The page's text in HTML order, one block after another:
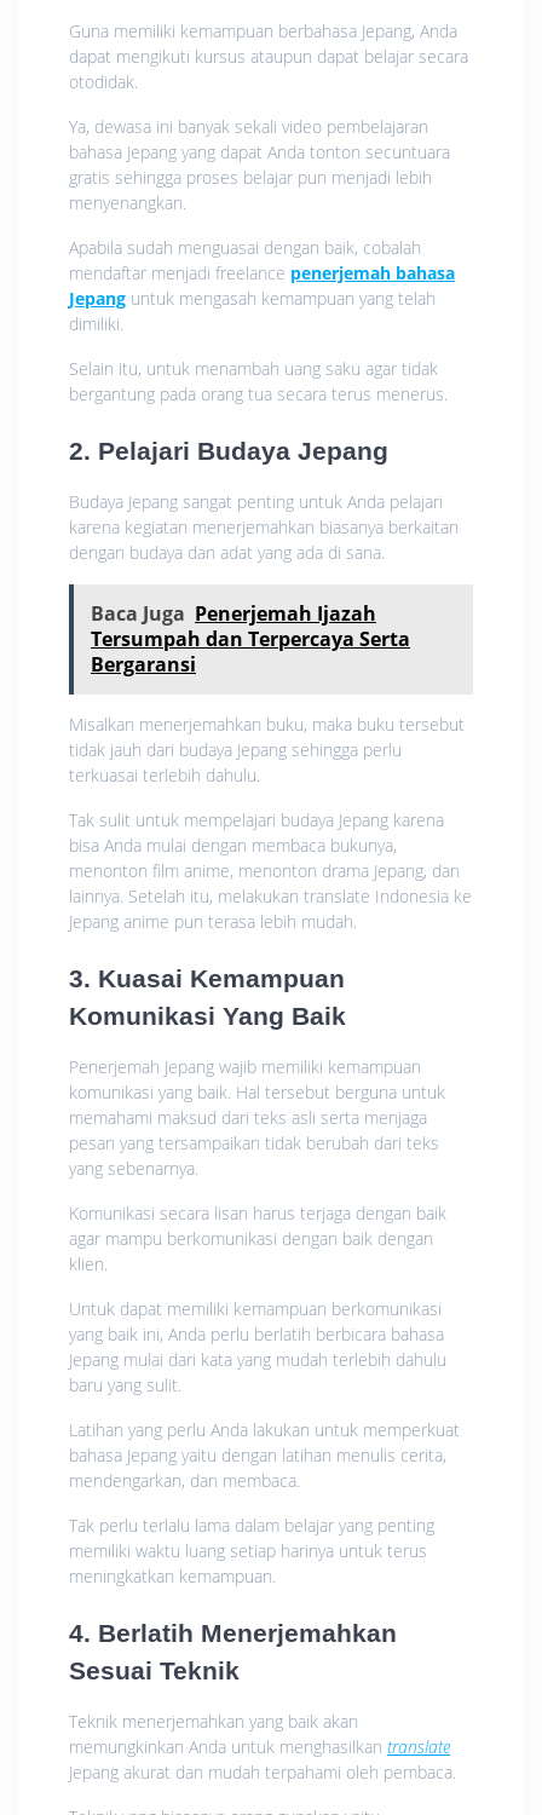
Guna memiliki kemampuan berbahasa Jepang, Anda
dapat mengikuti kursus ataupun dapat belajar secara
otodidak.
Ya, dewasa ini banyak sekali video pembelajaran
bahasa Jepang yang dapat Anda tonton secuntuara
gratis sehingga proses belajar pun menjadi lebih
menyenangkan.
Apabila sudah menguasai dengan baik, cobalah
mendaftar menjadi freelance penerjemah bahasa
Jepang untuk mengasah kemampuan yang telah
dimiliki.
Selain itu, untuk menambah uang saku agar tidak
bergantung pada orang tua secara terus menerus.
2. Pelajari Budaya Jepang
Budaya Jepang sangat penting untuk Anda pelajari
karena kegiatan menerjemahkan biasanya berkaitan
dengan budaya dan adat yang ada di sana.
Baca Juga Penerjemah Ijazah
Tersumpah dan Terpercaya Serta
Bergaransi
Misalkan menerjemahkan buku, maka buku tersebut
tidak jauh dari budaya Jepang sehingga perlu
terkuasai terlebih dahulu.
Tak sulit untuk mempelajari budaya Jepang karena
bisa Anda mulai dengan membaca bukunya,
menonton film anime, menonton drama Jepang, dan
lainnya. Setelah itu, melakukan translate Indonesia ke
Jepang anime pun terasa lebih mudah.
3. Kuasai Kemampuan
Komunikasi Yang Baik
Penerjemah Jepang wajib memiliki kemampuan
komunikasi yang baik. Hal tersebut berguna untuk
memahami maksud dari teks asli serta menjaga
pesan yang tersampaikan tidak berubah dari teks
yang sebenarnya.
Komunikasi secara lisan harus terjaga dengan baik
agar mampu berkomunikasi dengan baik dengan
klien.
Untuk dapat memiliki kemampuan berkomunikasi
yang baik ini, Anda perlu berlatih berbicara bahasa
Jepang mulai dari kata yang mudah terlebih dahulu
baru yang sulit.
Latihan yang perlu Anda lakukan untuk memperkuat
bahasa Jepang yaitu dengan latihan menulis cerita,
mendengarkan, dan membaca.
Tak perlu terlalu lama dalam belajar yang penting
memiliki waktu luang setiap harinya untuk terus
meningkatkan kemampuan.
4. Berlatih Menerjemahkan
Sesuai Teknik
Teknik menerjemahkan yang baik akan
memungkinkan Anda untuk menghasilkan translate
Jepang akurat dan mudah terpahami oleh pembaca.